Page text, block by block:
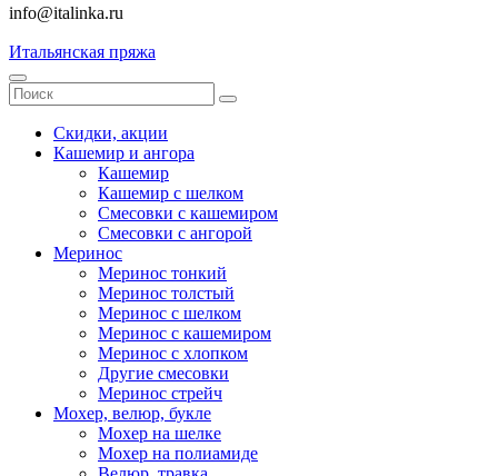
info@italinka.ru
Итальянская пряжа
Скидки, акции
Кашемир и ангора
Кашемир
Кашемир с шелком
Смесовки с кашемиром
Смесовки с ангорой
Меринос
Меринос тонкий
Меринос толстый
Меринос с шелком
Меринос с кашемиром
Меринос с хлопком
Другие смесовки
Меринос стрейч
Мохер, велюр, букле
Мохер на шелке
Мохер на полиамиде